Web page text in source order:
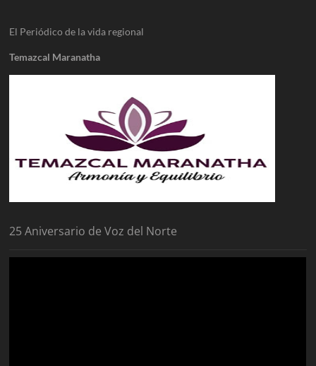
El Periódico de la vida regional
Temazcal Maranatha
25 Aniversario de Voz del Norte